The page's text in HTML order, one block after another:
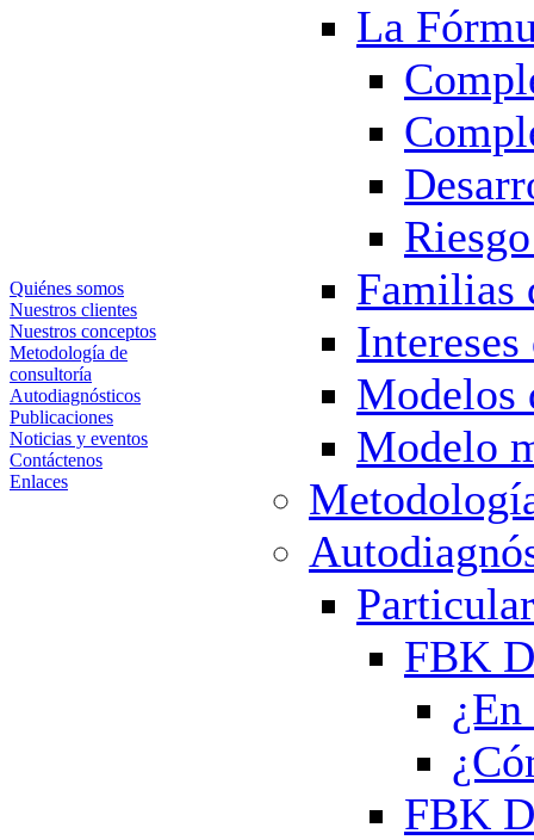
Quiénes somos
Nuestros clientes
Nuestros conceptos
Metodología de
consultoría
Autodiagnósticos
Publicaciones
Noticias y eventos
Contáctenos
Enlaces
La
Familias
Modelos
Modelo
FBK
FBK